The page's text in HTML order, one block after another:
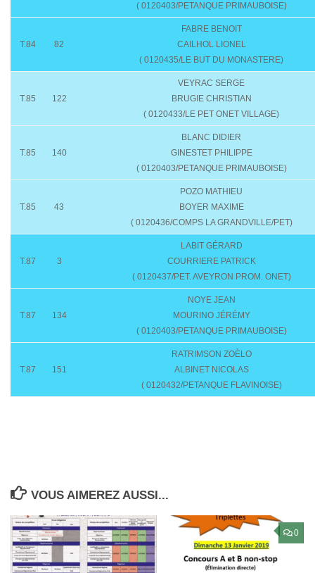
( 0120403/PETANQUE PRIMAUBOISE)
T.84 82
FABRE BENOIT
CAILHOL LIONEL
( 0120435/LE BUT DU MONASTERE)
T.85 122
VEYRAC SERGE
BRUGIE CHRISTIAN
( 0120433/LE PET ONET VILLAGE)
T.85 140
BLANC DIDIER
GINESTET PHILIPPE
( 0120403/PETANQUE PRIMAUBOISE)
T.85 43
POZO MATHIEU
BOYER MAXIME
( 0120436/COMPS LA GRANDVILLE/PET)
T.87 3
LABIT GÉRARD
COURRIERE PATRICK
( 0120437/PET. AVEYRON PROM. ONET)
T.87 134
NOYE JEAN
MOURINO JÉRÉMY
( 0120403/PETANQUE PRIMAUBOISE)
T.87 151
RATRIMSON ZOÈLO
ALBINET NICOLAS
( 0120432/PETANQUE FLAVINOISE)
VOUS AIMEREZ AUSSI...
0